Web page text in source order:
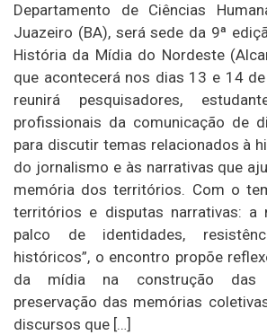
Departamento de Ciências
Juazeiro (BA), será sede da 9ª
História da Mídia do Nordeste
que acontecerá nos dias 13 e 14
reunirá pesquisadores,
profissionais da comunicação de
para discutir temas relacionados à
do jornalismo e às narrativas que
memória dos territórios. Com o
territórios e disputas narrativas: a
palco de identidades,
históricos”, o encontro propõe
da mídia na construção das
preservação das memórias
discursos que […]